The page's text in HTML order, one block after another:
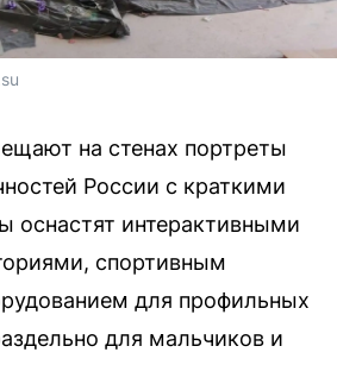
на стенах портреты
России с краткими
оснастят интерактивными
спортивным
для профильных
для мальчиков и